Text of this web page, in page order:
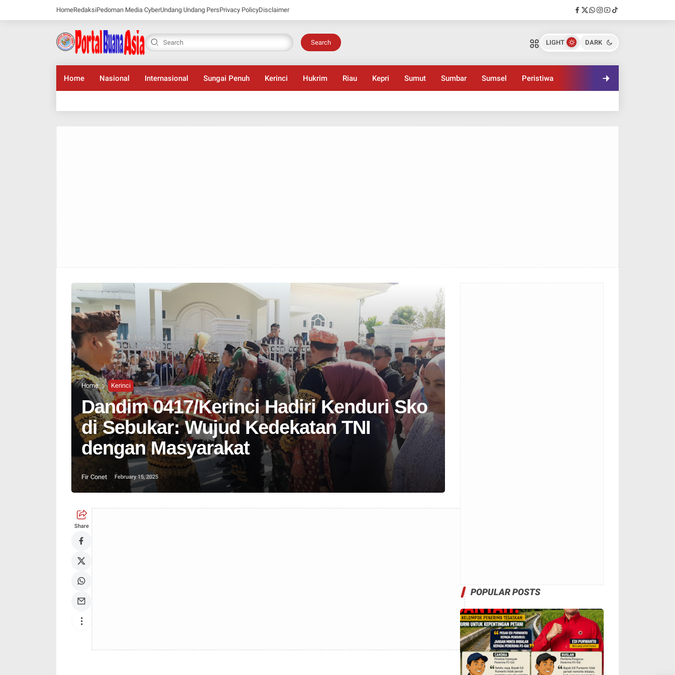
HomeRedaksiPedoman Media CyberUndang Undang PersPrivacy PolicyDisclaimer
Search LIGHT DARK
Home Nasional Internasional Sungai Penuh Kerinci Hukrim Riau Kepri Sumut Sumbar Sumsel Peristiwa
Home Kerinci
Dandim 0417/Kerinci Hadiri Kenduri Sko
di Sebukar: Wujud Kedekatan TNI
dengan Masyarakat
Fir Conet February 15, 2025
Share
POPULAR POSTS